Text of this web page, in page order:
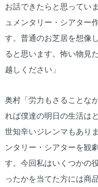
お話できたらと思ってい
ュメンタリー・シアター
す。普通のお芝居を想像
ると思います。怖い物見
越しください」
奥村「労力もさることな
れば僕達の明日の生活は
世知辛いジレンマもあり
ンタリー・シアターを観
す。今回私はいくつかの
ったかを当てた方には商